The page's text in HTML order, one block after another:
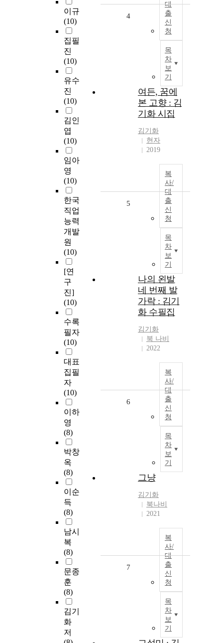
이규
(10)
집필
진
(10)
유수
진
(10)
김인
엽
(10)
임아
영
(10)
한국
직업
능력
개발
원
(10)
[연
구
진]
(10)
수록
필자
(10)
대표
집필
자
(10)
이하
영
(8)
박창
옥
(8)
이순
득
(8)
남시
복
(8)
문종
훈
(8)
김기
화
저
대
출
신
청
목
차
보
기
4
여든, 꿈에
본 고향 : 김
기화 시집
김기화
현자
2019
복
사/
대
출
신
청
목
차
보
기
5
나의 왼발
네 번째 발
가락 : 김기
화 수필집
김기화
북 나비
2022
복
사/
대
출
신
청
목
차
보
기
6
그냥
김기화
북나비
2021
복
사/
대
출
신
청
목
차
보
기
7